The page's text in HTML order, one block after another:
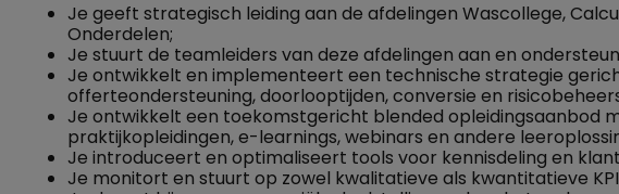
Je geeft strategisch leiding aan de afdelingen Wascollege,
Onderdelen;
Je stuurt de teamleiders van deze afdelingen aan en
Je ontwikkelt en implementeert een technische strategie
offerteondersteuning, doorlooptijden, conversie en
Je ontwikkelt een toekomstgericht blended opleidingsaanbod
praktijkopleidingen, e-learnings, webinars en andere
Je introduceert en optimaliseert tools voor kennisdeling en
Je monitort en stuurt op zowel kwalitatieve als kwantitatieve